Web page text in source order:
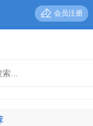
会员注册